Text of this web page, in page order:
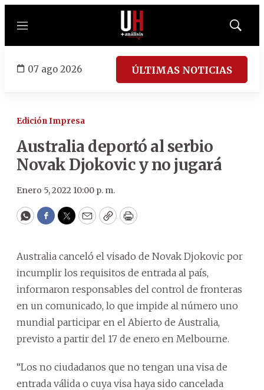
Menú
Mostrar
07 ago 2026 ÚLTIMAS NOTICIAS
Edición Impresa
Australia deportó al serbio
Novak Djokovic y no jugará
Enero 5, 2022 10:00 p. m.
WhatsApp
Facebook
Twitter
EmailCopyPrint
Australia canceló el visado de Novak Djokovic por
incumplir los requisitos de entrada al país,
informaron responsables del control de fronteras
en un comunicado, lo que impide al número uno
mundial participar en el Abierto de Australia,
previsto a partir del 17 de enero en Melbourne.
“Los no ciudadanos que no tengan una visa de
entrada válida o cuya visa haya sido cancelada